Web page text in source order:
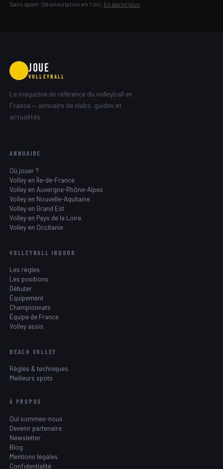
Sans spam. Désinscription en 1 clic. En savoir plus
JOUE
VOLLEYBALL
Le magazine de référence du volleyball en
France — annuaire de clubs, guides et
actualités.
ANNUAIRE
Où jouer ?
Volley en Île-de-France
Volley en Auvergne-Rhône-Alpes
Volley en Nouvelle-Aquitaine
Volley en Grand Est
Volley en Pays de la Loire
Volley en Occitanie
VOLLEYBALL INDOOR
Les règles
Les positions
Débuter
Équipement
Championnats
Équipe de France
Volley assis
BEACH VOLLEY
Règles & techniques
Meilleurs spots
À PROPOS
Qui sommes-nous
Devenir partenaire
Newsletter
Blog
Mentions légales
Confidentialité